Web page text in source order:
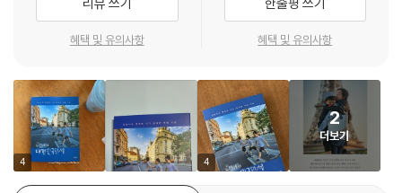
의 모습과, 그 렌즈를 통해 아빠를 바라보는 삼둥이의 애정이 함께 담겨 있
다. 그래서 더욱 특별하다. 여행이 끝나고 시간은 흘렀지만, 우리가 보지 못
다. 앞으로 다시 없을 그들 생애 첫 번째 유럽 여행을 들여다보고 싶다면,
지금이 기회다.
혜택 및 유의사항 혜택 및 유의사항
4 4
2
더보기